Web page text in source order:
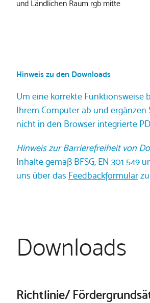
Hinweis zu den Downloads
Um eine korrekte Funktionsweise
Ihrem Computer ab und
nicht in den Browser integrierte
Hinweis zur Barrierefreiheit von
Inhalte gemäß BFSG, EN 301 549
uns über das Feedbackformular
Downloads
Richtlinie/